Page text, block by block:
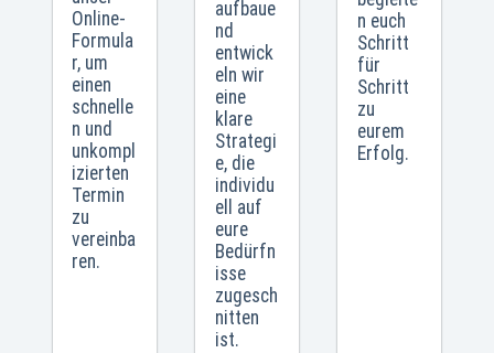
Online-
Formula
r, um
einen
schnelle
n und
unkompl
izierten
Termin
zu
vereinba
ren.
aufbaue
nd
entwick
eln wir
eine
klare
Strategi
e, die
individu
ell auf
eure
Bedürfn
isse
zugesch
nitten
ist.
n euch
Schritt
für
Schritt
zu
eurem
Erfolg.